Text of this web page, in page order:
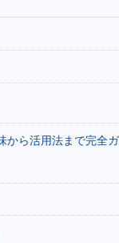
から活用法まで完全